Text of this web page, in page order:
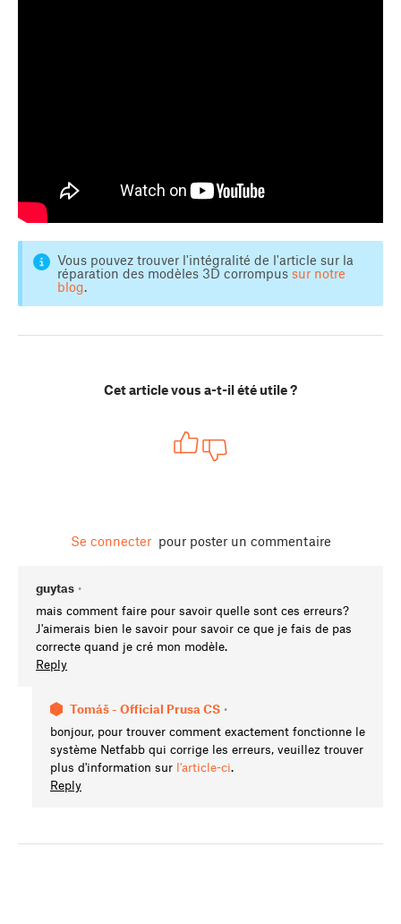
Vous pouvez trouver l'intégralité de l'article sur la
réparation des modèles 3D corrompus sur notre
blog.
Cet article vous a-t-il été utile ?
Se connecter pour poster un commentaire
guytas •
mais comment faire pour savoir quelle sont ces erreurs?
J'aimerais bien le savoir pour savoir ce que je fais de pas
correcte quand je cré mon modèle.
Reply
Tomáš - Official Prusa CS •
bonjour, pour trouver comment exactement fonctionne le
système Netfabb qui corrige les erreurs, veuillez trouver
plus d'information sur l'article-ci.
Reply